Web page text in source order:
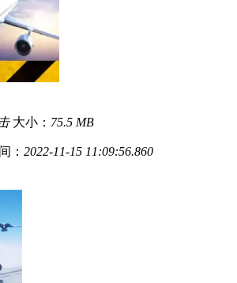
大小： 75.5 MB
： 2022-11-15 11:09:56.860